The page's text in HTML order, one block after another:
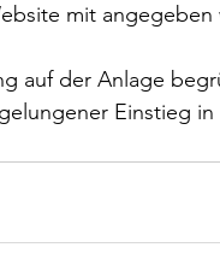
mit angegeben
auf der Anlage
Einstieg in